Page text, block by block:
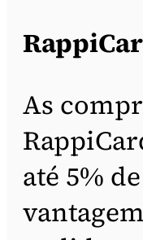
As
até 5%